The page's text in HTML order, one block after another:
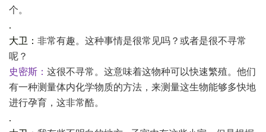
个。
.
大卫： 非常有趣。这种事情是很常见吗？或者是很不寻常
呢？
史密斯： 这很不寻常。这意味着这物种可以快速繁殖。他们
有一种测量体内化学物质的方法，来测量这生物能够多快地
进行孕育，这非常酷。
.